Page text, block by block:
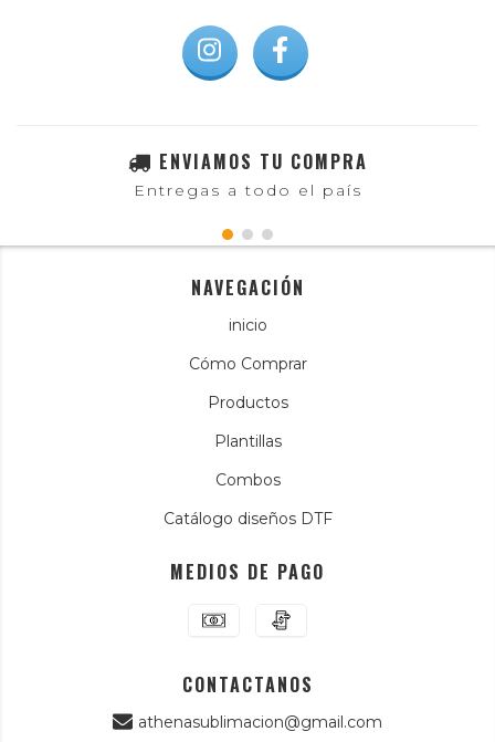
ENVIAMOS TU COMPRA
Entregas a todo el país
NAVEGACIÓN
inicio
Cómo Comprar
Productos
Plantillas
Combos
Catálogo diseños DTF
MEDIOS DE PAGO
CONTACTANOS
athenasublimacion@gmail.com